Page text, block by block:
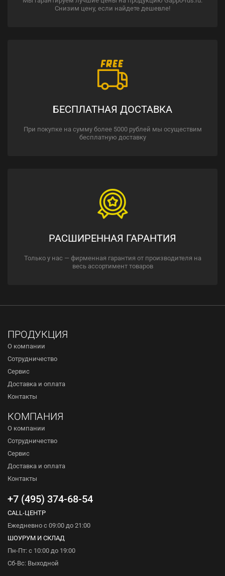
Снизим цену, если найдете дешевле!
БЕСПЛАТНАЯ ДОСТАВКА
При покупке на сумму более 5000 рублей мы осуществим
бесплатную доставку
РАСШИРЕННАЯ ГАРАНТИЯ
Только у нас — фирменная гарантия от производителя на
весь ассортимент товаров
ПРОДУКЦИЯ
О компании
Сотрудничество
Сервис
Доставка и оплата
Контакты
КОМПАНИЯ
О компании
Сотрудничество
Сервис
Доставка и оплата
Контакты
+7 (495) 374-68-54
CALL-ЦЕНТР
Ежедневно с 09:00 до 21:00
ШОУРУМ И СКЛАД
Пн-Пт: с 10:00 до 19:00
Сб-Вс: Выходной